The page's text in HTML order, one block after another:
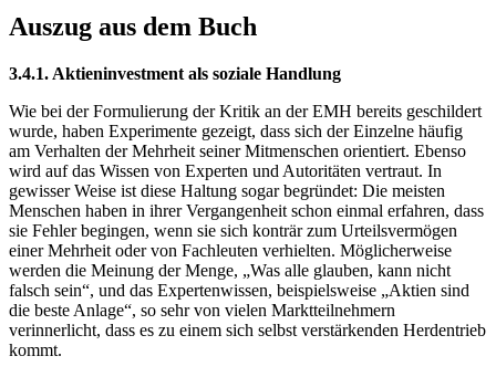
Auszug aus dem Buch
3.4.1. Aktieninvestment als soziale Handlung
Wie bei der Formulierung der Kritik an der EMH bereits geschildert
wurde, haben Experimente gezeigt, dass sich der Einzelne häufig
am Verhalten der Mehrheit seiner Mitmenschen orientiert. Ebenso
wird auf das Wissen von Experten und Autoritäten vertraut. In
gewisser Weise ist diese Haltung sogar begründet: Die meisten
Menschen haben in ihrer Vergangenheit schon einmal erfahren, dass
sie Fehler begingen, wenn sie sich konträr zum Urteilsvermögen
einer Mehrheit oder von Fachleuten verhielten. Möglicherweise
werden die Meinung der Menge, „Was alle glauben, kann nicht
falsch sein“, und das Expertenwissen, beispielsweise „Aktien sind
die beste Anlage“, so sehr von vielen Marktteilnehmern
verinnerlicht, dass es zu einem sich selbst verstärkenden Herdentrieb
kommt.